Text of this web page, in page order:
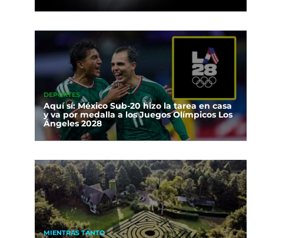
DEPORTES
Aquí sí: México Sub-20 hizo la tarea en casa
y va por medalla a los Juegos Olímpicos Los
Ángeles 2028
MIENTRAS TANTO